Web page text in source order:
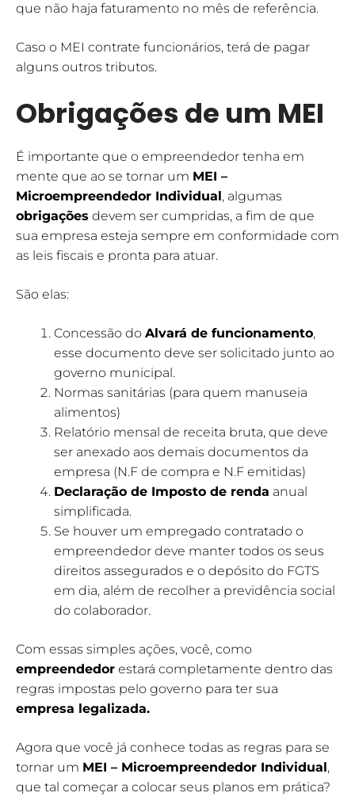
que não haja faturamento no mês de referência.
Caso o MEI contrate funcionários, terá de pagar
alguns outros tributos.
Obrigações de um MEI
É importante que o empreendedor tenha em
mente que ao se tornar um MEI –
Microempreendedor Individual, algumas
obrigações devem ser cumpridas, a fim de que
sua empresa esteja sempre em conformidade com
as leis fiscais e pronta para atuar.
São elas:
Concessão do Alvará de funcionamento,
esse documento deve ser solicitado junto ao
governo municipal.
Normas sanitárias (para quem manuseia
alimentos)
Relatório mensal de receita bruta, que deve
ser anexado aos demais documentos da
empresa (N.F de compra e N.F emitidas)
Declaração de Imposto de renda anual
simplificada.
Se houver um empregado contratado o
empreendedor deve manter todos os seus
direitos assegurados e o depósito do FGTS
em dia, além de recolher a previdência social
do colaborador.
Com essas simples ações, você, como
empreendedor estará completamente dentro das
regras impostas pelo governo para ter sua
empresa legalizada.
Agora que você já conhece todas as regras para se
tornar um MEI – Microempreendedor Individual,
que tal começar a colocar seus planos em prática?